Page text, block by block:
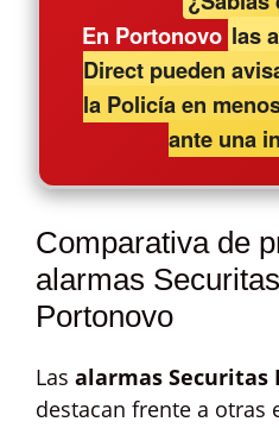
En Portonovo las
Direct pueden
la Policía en
ante una
Comparativa de
alarmas
Portonovo
Las alarmas Securitas
destacan frente a otras